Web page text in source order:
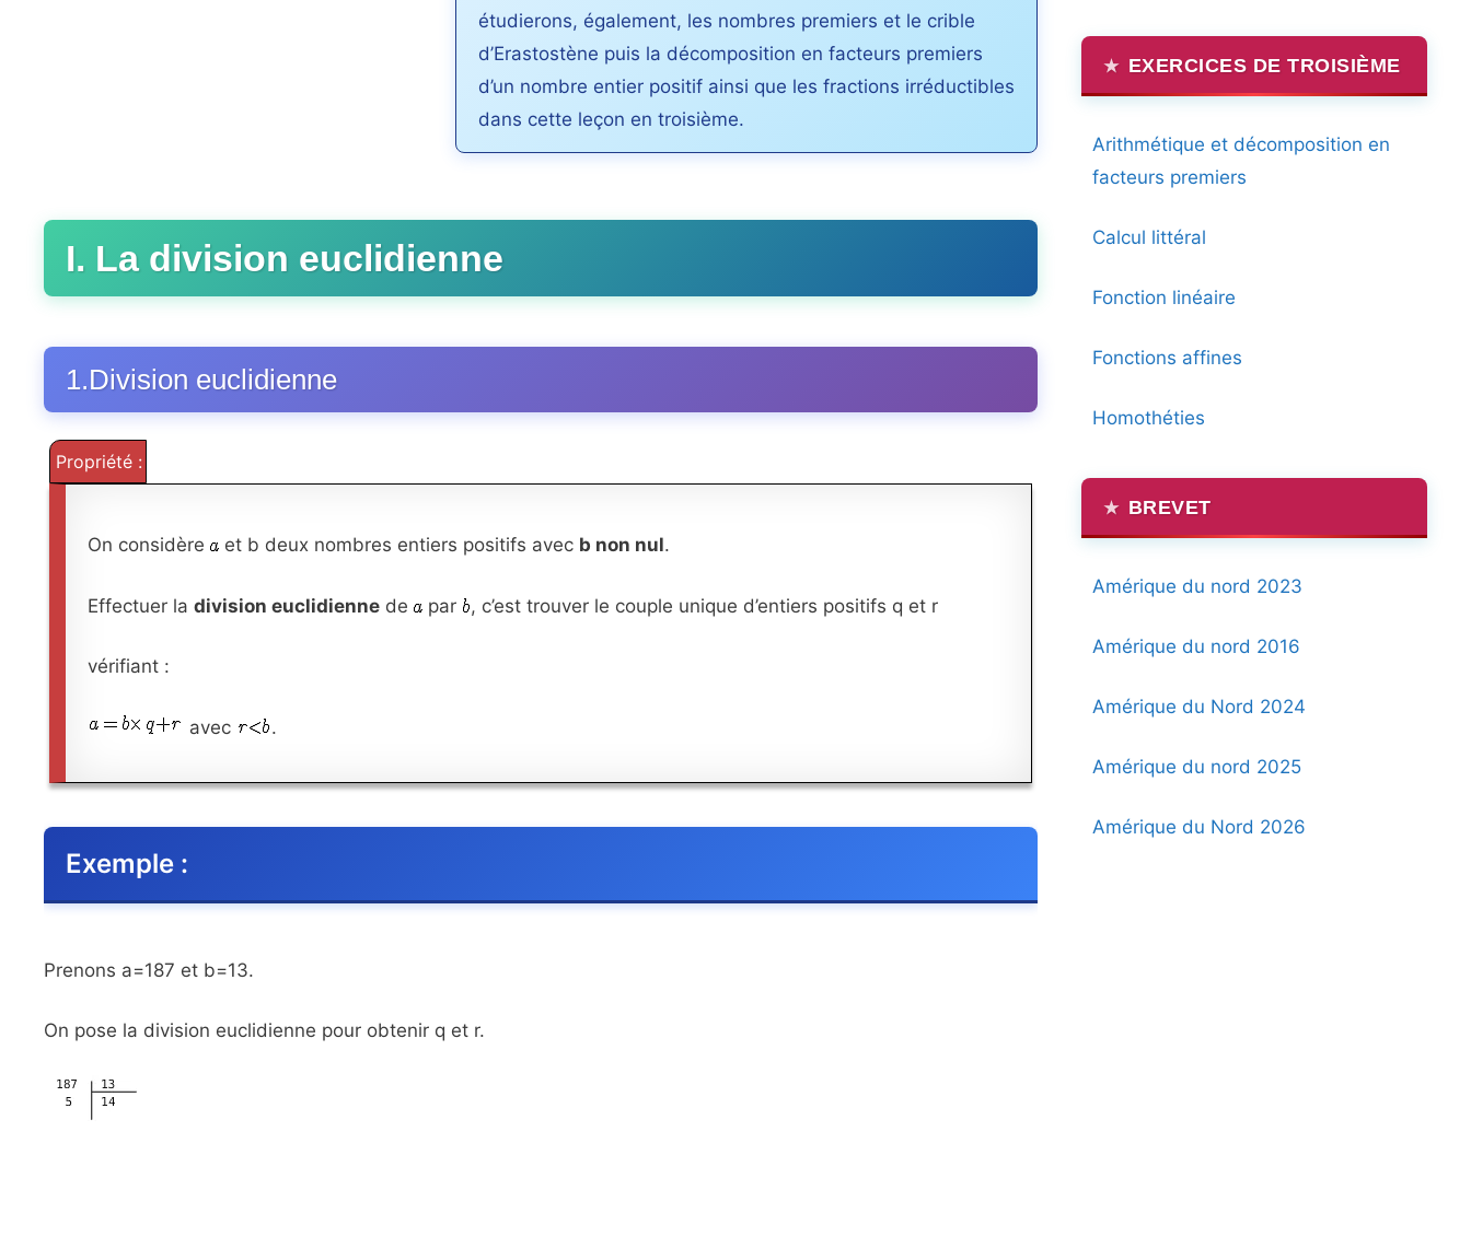
étudierons, également, les nombres premiers et le crible
d’Erastostène puis la décomposition en facteurs premiers
d’un nombre entier positif ainsi que les fractions irréductibles
dans cette leçon en troisième.
I. La division euclidienne
1.Division euclidienne
Propriété :
On considère et b deux nombres entiers positifs avec b non nul.
Effectuer la division euclidienne de par , c’est trouver le couple unique d’entiers positifs q et r
vérifiant :
avec .
Exemple :
Prenons a=187 et b=13.
On pose la division euclidienne pour obtenir q et r.
EXERCICES DE TROISIÈME
Arithmétique et décomposition en
facteurs premiers
Calcul littéral
Fonction linéaire
Fonctions affines
Homothéties
BREVET
Amérique du nord 2023
Amérique du nord 2016
Amérique du Nord 2024
Amérique du nord 2025
Amérique du Nord 2026